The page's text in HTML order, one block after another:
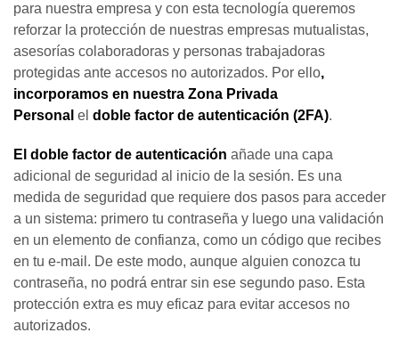
para nuestra empresa y con esta tecnología queremos
reforzar la protección de nuestras empresas mutualistas,
asesorías colaboradoras y personas trabajadoras
protegidas ante accesos no autorizados. Por ello,
incorporamos en nuestra Zona Privada
Personal el doble factor de autenticación (2FA).
El doble factor de autenticación añade una capa
adicional de seguridad al inicio de la sesión. Es una
medida de seguridad que requiere dos pasos para acceder
a un sistema: primero tu contraseña y luego una validación
en un elemento de confianza, como un código que recibes
en tu e-mail. De este modo, aunque alguien conozca tu
contraseña, no podrá entrar sin ese segundo paso. Esta
protección extra es muy eficaz para evitar accesos no
autorizados.